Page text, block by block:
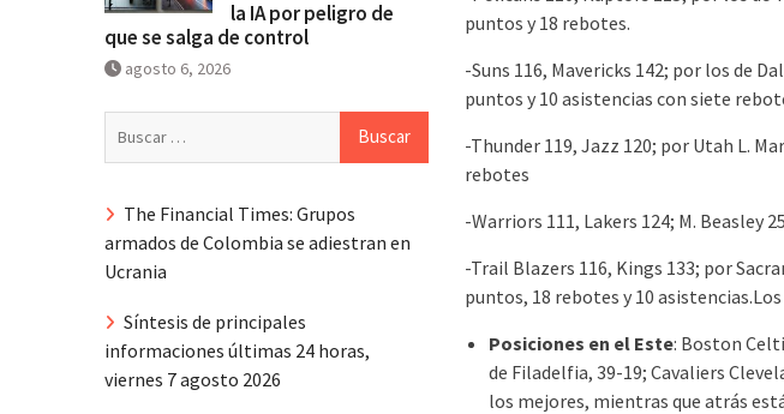
puntos y 18 rebotes.
-Suns 116, Mavericks 142; por los de
puntos y 10 asistencias con siete
-Thunder 119, Jazz 120; por Utah L.
rebotes
-Warriors 111, Lakers 124; M. Beasley
-Trail Blazers 116, Kings 133; por
puntos, 18 rebotes y 10
Posiciones en el Este: Boston
de Filadelfia, 39-19; Cavaliers
los mejores, mientras que atrás
la IA por peligro de
que se salga de control
agosto 6, 2026
The Financial Times: Grupos
armados de Colombia se adiestran en
Ucrania
Síntesis de principales
informaciones últimas 24 horas,
viernes 7 agosto 2026